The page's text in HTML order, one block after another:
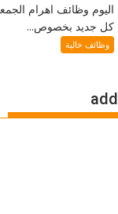
اليوم وظائف اهرام
كل جديد بخصوص...
وظائف خالية
add